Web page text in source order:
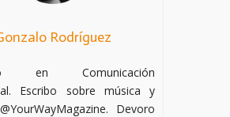
Rodríguez
en Comunicación
Escribo sobre música y
Devoro